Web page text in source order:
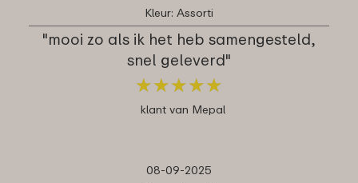
Kleur: Assorti
"mooi zo als ik het heb samengesteld,
snel geleverd"
★★★★★
★★★★★
klant van Mepal
08-09-2025